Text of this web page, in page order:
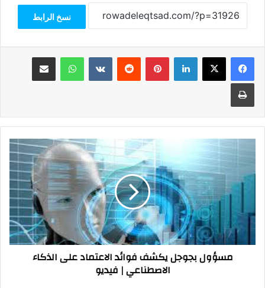
نسخ الرابط
فيسبوك‫X لينكدإن بينتيريست واتساب مشاركة عبر البريد
طباعة
يكشف
فوائد
الاعتماد
الذكاء
الاصطناعي
|
مسؤول بجوجل يكشف فوائد الاعتماد على الذكاء
الاصطناعي | فيديو